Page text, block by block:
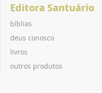
Editora Santuário
bíblias
deus conosco
livros
outros produtos